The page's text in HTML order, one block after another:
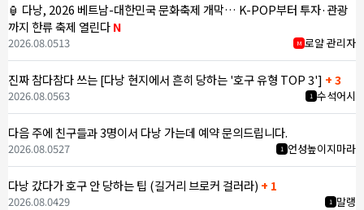
🏮 다낭, 2026 베트남-대한민국 문화축제 개막… K-POP부터 투자·관광
까지 한류 축제 열린다N
M 로얄 관리자
2026.08.0513
진짜 참다참다 쓰는 [다낭 현지에서 흔히 당하는 '호구 유형 TOP 3'] + 3
1 수석어시
2026.08.0563
다음 주에 친구들과 3명이서 다낭 가는데 예약 문의드립니다.
1 언성높이지마라
2026.08.0527
다낭 갔다가 호구 안 당하는 팁 (길거리 브로커 걸러라) + 1
1 말랭
2026.08.0429